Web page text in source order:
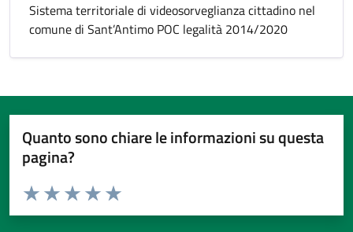
Sistema territoriale di videosorveglianza cittadino nel
comune di Sant’Antimo POC legalità 2014/2020
Quanto sono chiare le informazioni su questa
pagina?
Valuta da 1 a 5 stelle la pagina
Valuta 5 stelle su 5
Valuta 4 stelle su 5
Valuta 3 stelle su 5
Valuta 2 stelle su 5
Valuta 1 stelle su 5